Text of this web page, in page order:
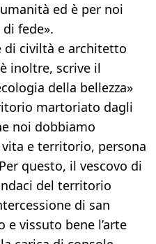
ed è per noi
fede».
civiltà e architetto
inoltre, scrive il
della bellezza»
martoriato dagli
noi dobbiamo
e territorio, persona
questo, il vescovo di
del territorio
di san
e vissuto bene l’arte